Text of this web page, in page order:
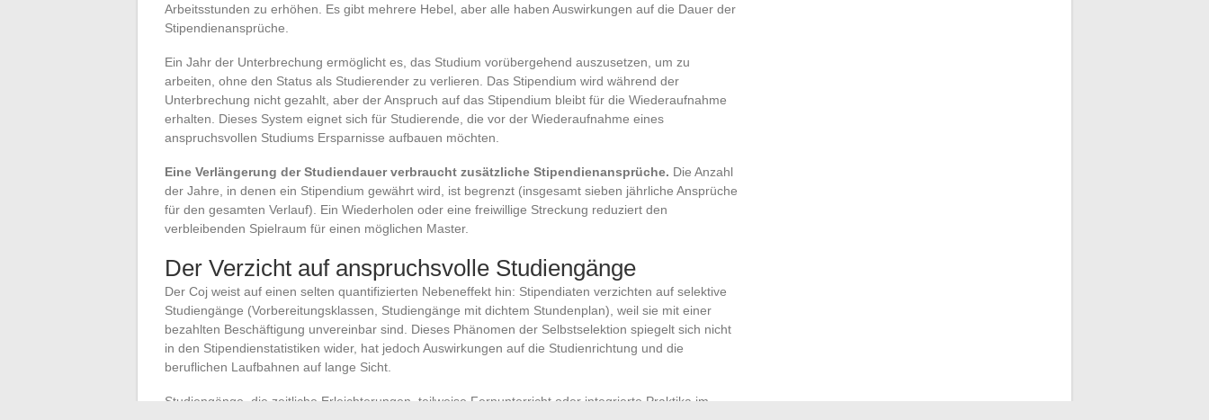
Arbeitsstunden zu erhöhen. Es gibt mehrere Hebel, aber alle haben Auswirkungen auf die Dauer der
Stipendienansprüche.
Ein Jahr der Unterbrechung ermöglicht es, das Studium vorübergehend auszusetzen, um zu
arbeiten, ohne den Status als Studierender zu verlieren. Das Stipendium wird während der
Unterbrechung nicht gezahlt, aber der Anspruch auf das Stipendium bleibt für die Wiederaufnahme
erhalten. Dieses System eignet sich für Studierende, die vor der Wiederaufnahme eines
anspruchsvollen Studiums Ersparnisse aufbauen möchten.
Eine Verlängerung der Studiendauer verbraucht zusätzliche Stipendienansprüche. Die Anzahl
der Jahre, in denen ein Stipendium gewährt wird, ist begrenzt (insgesamt sieben jährliche Ansprüche
für den gesamten Verlauf). Ein Wiederholen oder eine freiwillige Streckung reduziert den
verbleibenden Spielraum für einen möglichen Master.
Der Verzicht auf anspruchsvolle Studiengänge
Der Coj weist auf einen selten quantifizierten Nebeneffekt hin: Stipendiaten verzichten auf selektive
Studiengänge (Vorbereitungsklassen, Studiengänge mit dichtem Stundenplan), weil sie mit einer
bezahlten Beschäftigung unvereinbar sind. Dieses Phänomen der Selbstselektion spiegelt sich nicht
in den Stipendienstatistiken wider, hat jedoch Auswirkungen auf die Studienrichtung und die
beruflichen Laufbahnen auf lange Sicht.
Studiengänge, die zeitliche Erleichterungen, teilweise Fernunterricht oder integrierte Praktika im